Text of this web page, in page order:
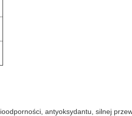
antyoksydantu, silnej